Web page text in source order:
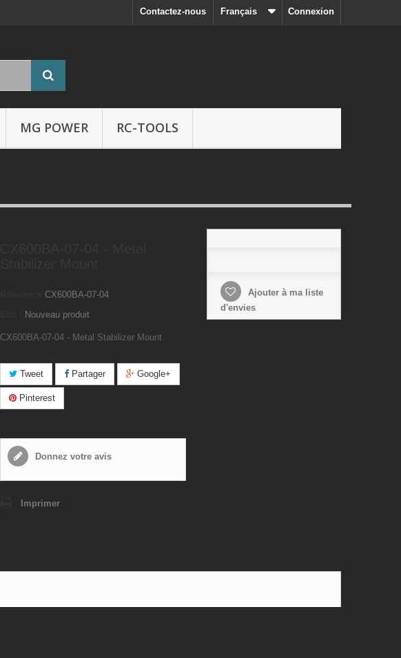
Connexion
Français
Contactez-nous
MG POWER RC-TOOLS
CX600BA-07-04
Nouveau produit
CX600BA-07-04 - Metal Stabilizer Mount
Tweet Partager Google+
Pinterest
Donnez votre avis
Imprimer
Ajouter à ma liste
d'envies